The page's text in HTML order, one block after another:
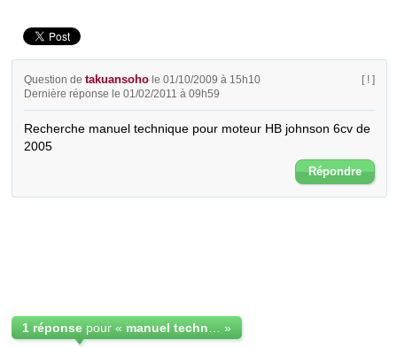
Question detakuansoho le 01/10/2009 à 15h10
Dernière réponse le 01/02/2011 à 09h59
[ ! ]
Recherche manuel technique pour moteur HB johnson 6cv de
2005
Répondre
1 réponse pour « »